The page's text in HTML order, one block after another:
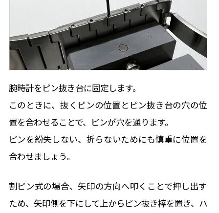
腕時計をピン抜き台に固定します。
このときに、抜くピンの位置とピン抜き台の穴の位
置を合わせることで、ピンが穴を通ります。
ピンを紛失しない、折らないためにも慎重に位置を
合わせましょう。
割ピン式の場合、矢印の方向へ叩くことで押し出す
ため、矢印側を下にして上からピン抜き棒を置き、ハ